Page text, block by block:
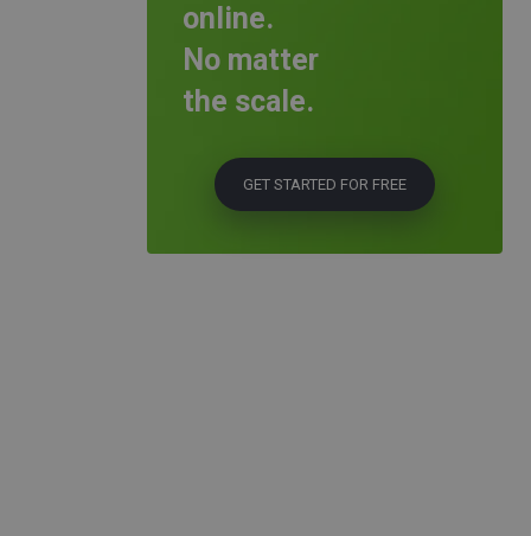
online.
No matter
the scale.
GET STARTED FOR FREE